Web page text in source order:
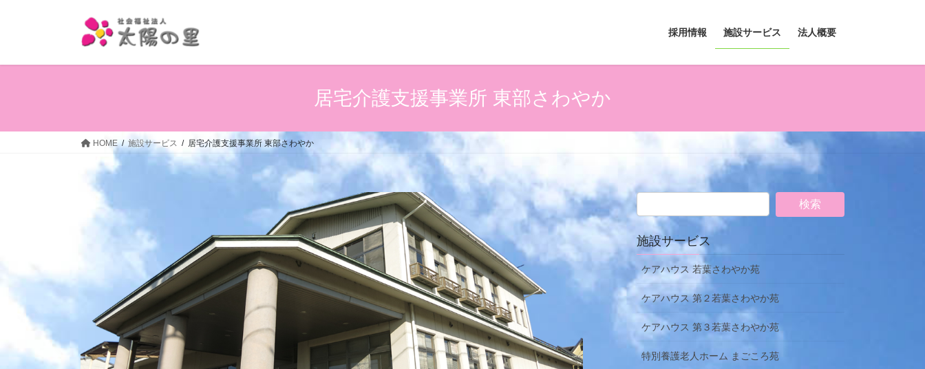
採用情報 施設サービス 法人概要
居宅介護支援事業所 東部さわやか
HOME 施設サービス 居宅介護支援事業所 東部さわやか
施設サービス
ケアハウス 若葉さわやか苑
ケアハウス 第２若葉さわやか苑
ケアハウス 第３若葉さわやか苑
特別養護老人ホーム まごころ苑